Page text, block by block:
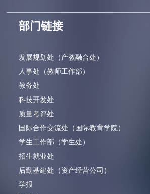
部门链接
发展规划处（产教融合处）
人事处（教师工作部）
教务处
科技开发处
质量考评处
国际合作交流处（国际教育学院）
学生工作部（学生处）
招生就业处
后勤基建处（资产经营公司）
学报